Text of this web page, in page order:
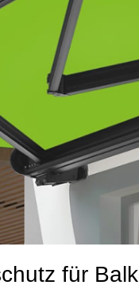
für